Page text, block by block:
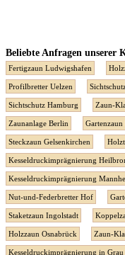
Beliebte Anfragen unserer
Fertigzaun Ludwigshafen
Profilbretter Uelzen
Sichtschutz Hamburg Zaun-
Zaunanlage Berlin
Steckzaun Gelsenkirchen
Kesseldruckimprägnierung
Kesseldruckimprägnierung
Nut-und-Federbretter Hof
Staketzaun Ingolstadt
Holzzaun Osnabrück Zaun-
Kesseldruckimprägnierung in